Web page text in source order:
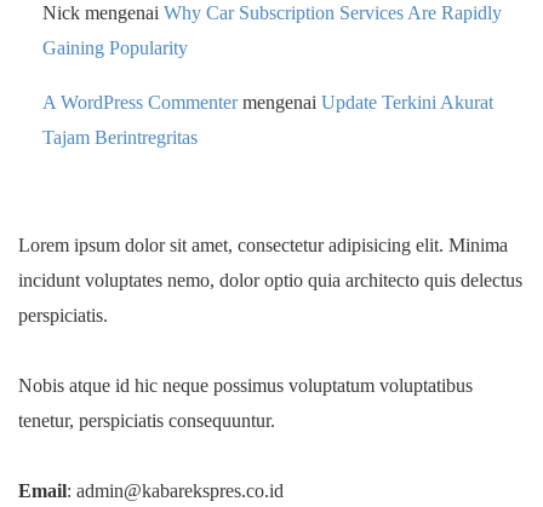
Nick mengenai Why Car Subscription Services Are Rapidly
Gaining Popularity
A WordPress Commentermengenai Update Terkini Akurat
Tajam Berintregritas
Lorem ipsum dolor sit amet, consectetur adipisicing elit. Minima
incidunt voluptates nemo, dolor optio quia architecto quis delectus
perspiciatis.
Nobis atque id hic neque possimus voluptatum voluptatibus
tenetur, perspiciatis consequuntur.
Email: admin@kabarekspres.co.id